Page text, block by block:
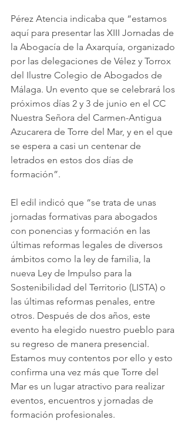
Pérez Atencia indicaba que “estamos
aquí para presentar las XIII Jornadas de
la Abogacía de la Axarquía, organizado
por las delegaciones de Vélez y Torrox
del Ilustre Colegio de Abogados de
Málaga. Un evento que se celebrará los
próximos días 2 y 3 de junio en el CC
Nuestra Señora del Carmen-Antigua
Azucarera de Torre del Mar, y en el que
se espera a casi un centenar de
letrados en estos dos días de
formación”.
El edil indicó que “se trata de unas
jornadas formativas para abogados
con ponencias y formación en las
últimas reformas legales de diversos
ámbitos como la ley de familia, la
nueva Ley de Impulso para la
Sostenibilidad del Territorio (LISTA) o
las últimas reformas penales, entre
otros. Después de dos años, este
evento ha elegido nuestro pueblo para
su regreso de manera presencial.
Estamos muy contentos por ello y esto
confirma una vez más que Torre del
Mar es un lugar atractivo para realizar
eventos, encuentros y jornadas de
formación profesionales.